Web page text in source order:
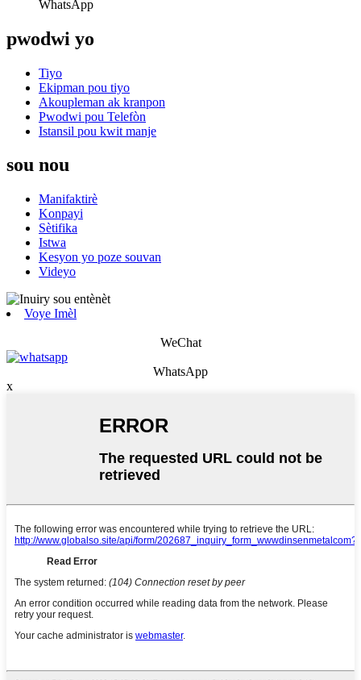
WhatsApp
pwodwi yo
Tiyo
Ekipman pou tiyo
Akoupleman ak kranpon
Pwodwi pou Telefòn
Istansil pou kwit manje
sou nou
Manifaktirè
Konpayi
Sètifika
Istwa
Kesyon yo poze souvan
Videyo
Voye Imèl
WeChat
WhatsApp
x